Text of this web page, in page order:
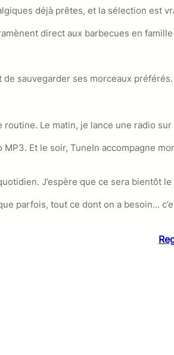
déjà prêtes, et la sélection est
direct aux barbecues en
sauvegarder ses morceaux
Le matin, je lance une radio
Et le soir, TuneIn accompagne
J’espère que ce sera bientôt
parfois, tout ce dont on a besoin…